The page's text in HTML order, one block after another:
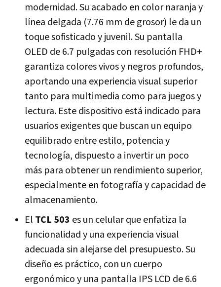
modernidad. Su acabado en color naranja y
línea delgada (7.76 mm de grosor) le da un
toque sofisticado y juvenil. Su pantalla
OLED de 6.7 pulgadas con resolución FHD+
garantiza colores vivos y negros profundos,
aportando una experiencia visual superior
tanto para multimedia como para juegos y
lectura. Este dispositivo está indicado para
usuarios exigentes que buscan un equipo
equilibrado entre estilo, potencia y
tecnología, dispuesto a invertir un poco
más para obtener un rendimiento superior,
especialmente en fotografía y capacidad de
almacenamiento.
El TCL 503 es un celular que enfatiza la
funcionalidad y una experiencia visual
adecuada sin alejarse del presupuesto. Su
diseño es práctico, con un cuerpo
ergonómico y una pantalla IPS LCD de 6.6